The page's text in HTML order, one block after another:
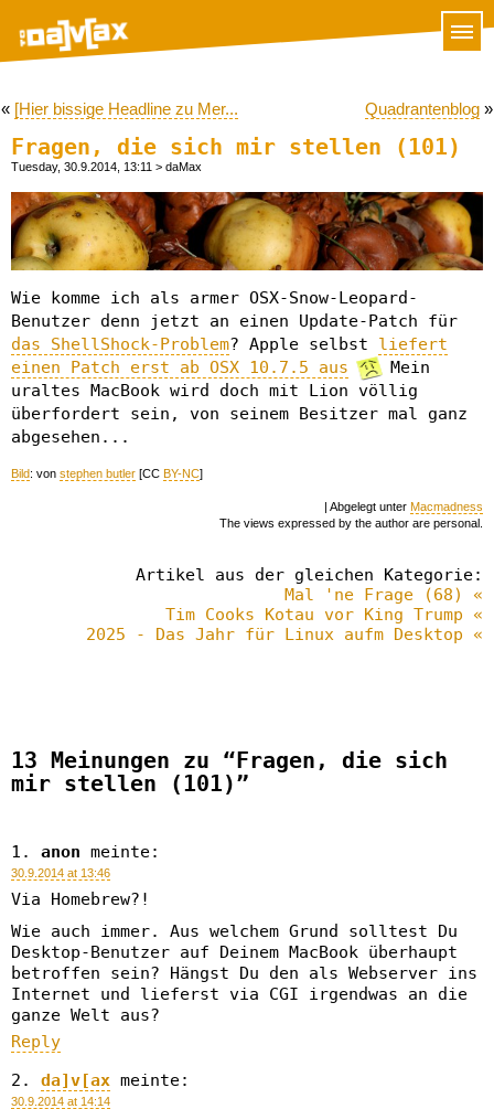
« [Hier bissige Headline zu Mer... Quadrantenblog »
Fragen, die sich mir stellen (101)
Tuesday, 30.9.2014, 13:11 > daMax
Wie komme ich als armer OSX-Snow-Leopard-
Benutzer denn jetzt an einen Update-Patch für
das ShellShock-Problem? Apple selbst liefert
einen Patch erst ab OSX 10.7.5 aus
Mein
uraltes MacBook wird doch mit Lion völlig
überfordert sein, von seinem Besitzer mal ganz
abgesehen...
Bild: von stephen butler [CC BY-NC]
| Abgelegt unter Macmadness
The views expressed by the author are personal.
Artikel aus der gleichen Kategorie:
Mal 'ne Frage (68) «
Tim Cooks Kotau vor King Trump «
2025 - Das Jahr für Linux aufm Desktop «
13 Meinungen zu “Fragen, die sich
mir stellen (101)”
anon meinte:
30.9.2014 at 13:46
Via Homebrew?!
Wie auch immer. Aus welchem Grund solltest Du
Desktop-Benutzer auf Deinem MacBook überhaupt
betroffen sein? Hängst Du den als Webserver ins
Internet und lieferst via CGI irgendwas an die
ganze Welt aus?
Reply
da]v[ax meinte:
30.9.2014 at 14:14